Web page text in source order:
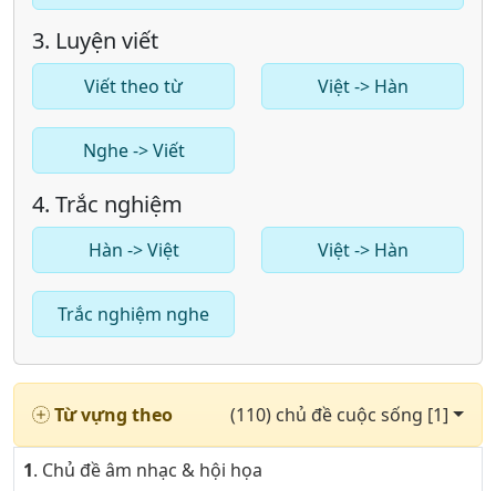
3. Luyện viết
Viết theo từ Việt -> Hàn
Nghe -> Viết
4. Trắc nghiệm
Hàn -> Việt Việt -> Hàn
Trắc nghiệm nghe
Từ vựng theo (110) chủ đề cuộc sống [1]
1. Chủ đề âm nhạc & hội họa